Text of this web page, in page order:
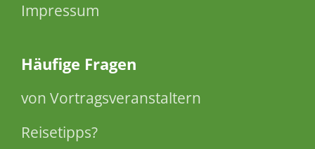
Impressum
Häufige Fragen
von Vortragsveranstaltern
Reisetipps?